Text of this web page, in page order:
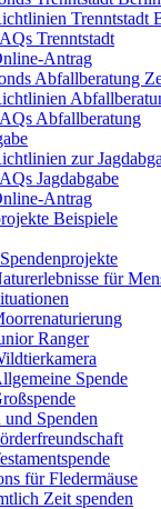
Trenntstadt
Trenntstadt
Antrag
Abfallberatung
Abfallberatung
zur
Jagdabgabe
Antrag
Beispiele
für
Ranger
Spende
und Spenden
für Fledermäuse
Zeit spenden